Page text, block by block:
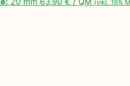
(inkl. 19%